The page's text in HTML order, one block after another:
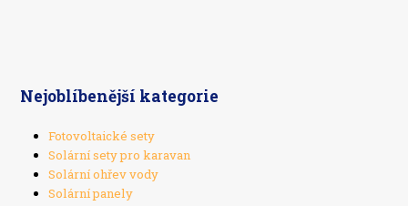
Nejoblíbenější kategorie
Fotovoltaické sety
Solární sety pro karavan
Solární ohřev vody
Solární panely